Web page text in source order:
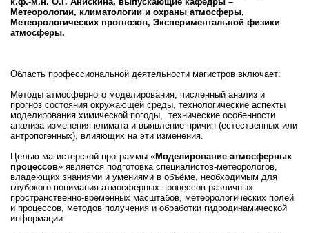
Метеорологии, климатологии и охраны атмосферы,
Метеорологических прогнозов, Экспериментальной физики
атмосферы.
Область профессиональной деятельности магистров включает:
Методы атмосферного моделирования, численный анализ и
прогноз состояния окружающей среды, технологические аспекты
моделирования химической погоды, технические особенности
анализа изменения климата и выявление причин (естественных или
антропогенных), влияющих на эти изменения.
Целью магистерской программы «Моделирование атмосферных
процессов» является подготовка специалистов-метеорологов,
владеющих знаниями и умениями в объёме, необходимым для
глубокого понимания атмосферных процессов различных
пространственно-временных масштабов, метеорологических полей
и процессов, методов получения и обработки гидродинамической
информации.